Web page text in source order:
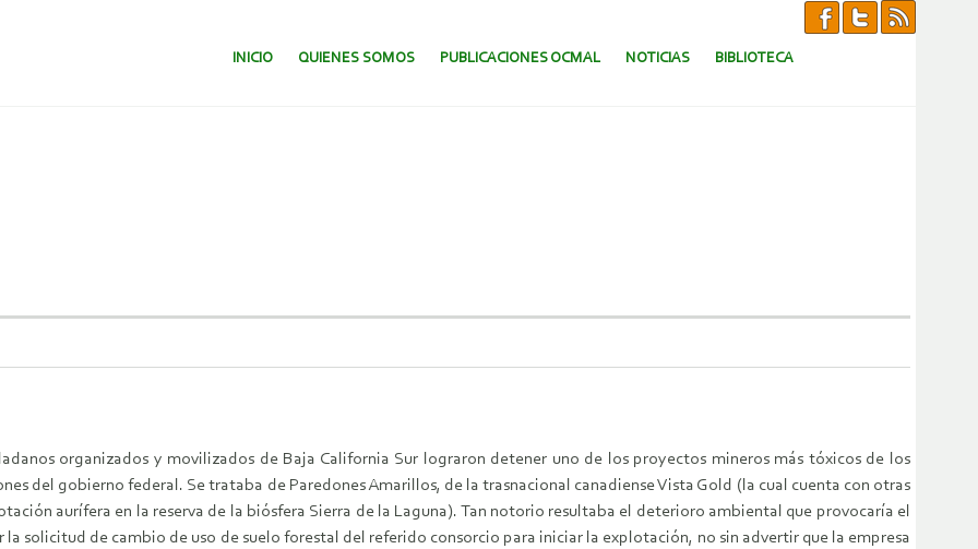
SALTAR AL CONTENIDO.
INICIO QUIENES SOMOS PUBLICACIONES OCMAL NOTICIAS BIBLIOTECA
organizados y movilizados de Baja California Sur lograron detener uno de los proyectos mineros más tóxicos de los
del gobierno federal. Se trataba de Paredones Amarillos, de la trasnacional canadiense Vista Gold (la cual cuenta con otras
aurífera en la reserva de la biósfera Sierra de la Laguna). Tan notorio resultaba el deterioro ambiental que provocaría el
solicitud de cambio de uso de suelo forestal del referido consorcio para iniciar la explotación, no sin advertir que la empresa